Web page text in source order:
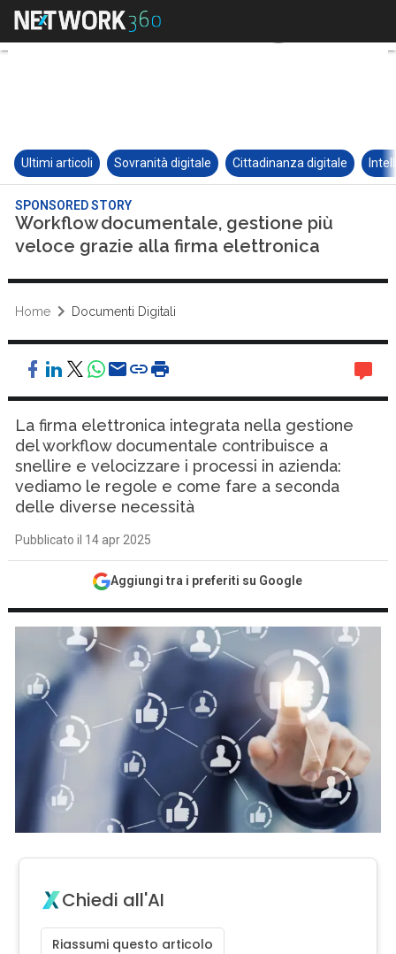
Ultimi articoli Sovranità digitale Cittadinanza digitale
SPONSORED STORY
Workflow documentale, gestione più
veloce grazie alla firma elettronica
Home Documenti Digitali
La firma elettronica integrata nella gestione
del workflow documentale contribuisce a
snellire e velocizzare i processi in azienda:
vediamo le regole e come fare a seconda
delle diverse necessità
Pubblicato il 14 apr 2025
Aggiungi tra i preferiti su Google
Chiedi all'AI
Riassumi questo articolo